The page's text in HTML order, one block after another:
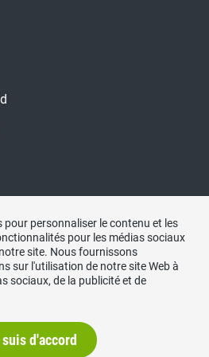
pour personnaliser le contenu et les
pour les médias sociaux
site. Nous fournissons
sur l'utilisation de notre site Web à
sociaux, de la publicité et de
d'accord